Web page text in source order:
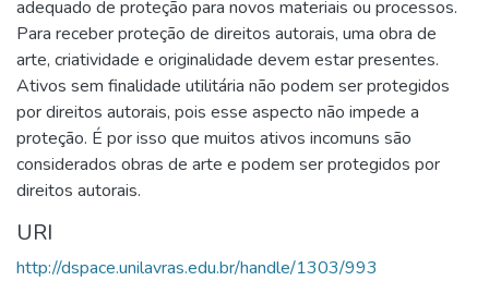
adequado de proteção para novos materiais ou processos.
Para receber proteção de direitos autorais, uma obra de
arte, criatividade e originalidade devem estar presentes.
Ativos sem finalidade utilitária não podem ser protegidos
por direitos autorais, pois esse aspecto não impede a
proteção. É por isso que muitos ativos incomuns são
considerados obras de arte e podem ser protegidos por
direitos autorais.
URI
http://dspace.unilavras.edu.br/handle/1303/993